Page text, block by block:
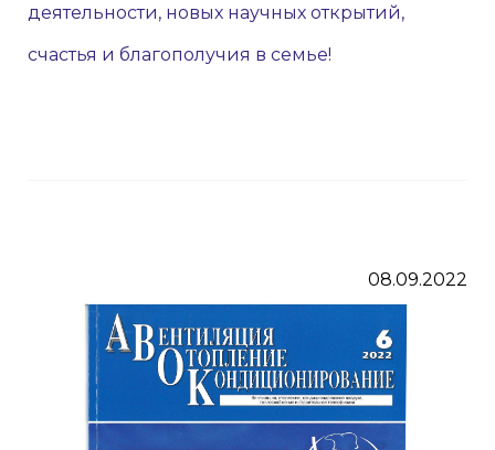
деятельности, новых научных открытий,
счастья и благополучия в семье!
08.09.2022